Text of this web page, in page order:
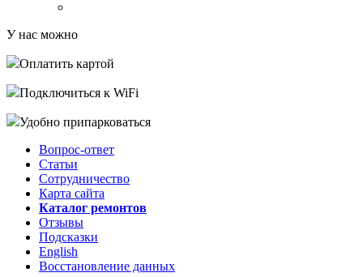
У нас можно
Оплатить картой
Подключиться к WiFi
Удобно припарковаться
Вопрос-ответ
Статьи
Сотрудничество
Карта сайта
Каталог ремонтов
Отзывы
Подсказки
English
Восстановление данных